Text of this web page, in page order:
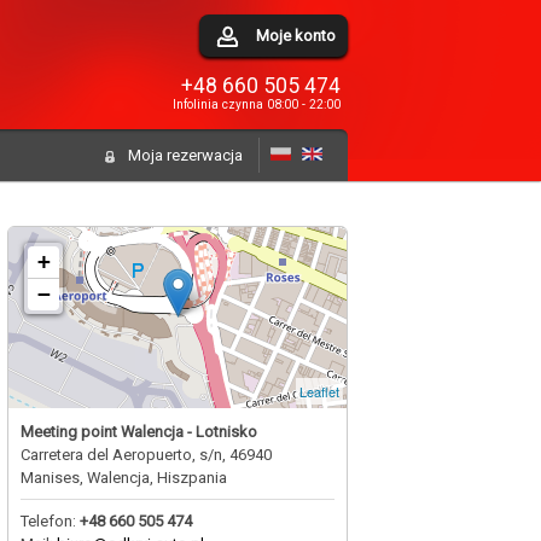
Moje konto
+48 660 505 474
Infolinia czynna 08:00 - 22:00
Moja rezerwacja
+
−
Leaflet
Meeting point Walencja - Lotnisko
Carretera del Aeropuerto, s/n, 46940
Manises, Walencja, Hiszpania
Telefon: +48 660 505 474